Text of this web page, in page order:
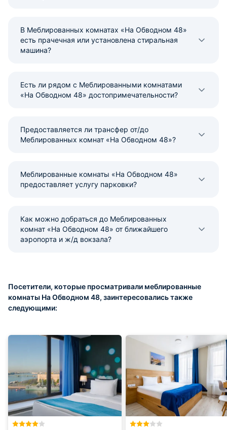
В Меблированных комнатах «На Обводном 48»
есть прачечная или установлена стиральная
машина?
Есть ли рядом с Меблированными комнатами
«На Обводном 48» достопримечательности?
Предоставляется ли трансфер от/до
Меблированных комнат «На Обводном 48»?
Меблированные комнаты «На Обводном 48»
предоставляет услугу парковки?
Как можно добраться до Меблированных
комнат «На Обводном 48» от ближайшего
аэропорта и ж/д вокзала?
Посетители, которые просматривали меблированные
комнаты На Обводном 48, заинтересовались также
следующими: